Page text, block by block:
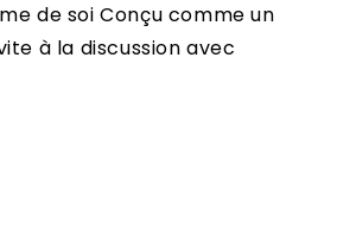
de soi Conçu comme un
à la discussion avec